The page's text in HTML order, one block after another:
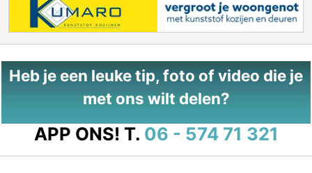
Heb je een leuke tip, foto of video die je
met ons wilt delen?
APP ONS! T. 06 - 574 71 321